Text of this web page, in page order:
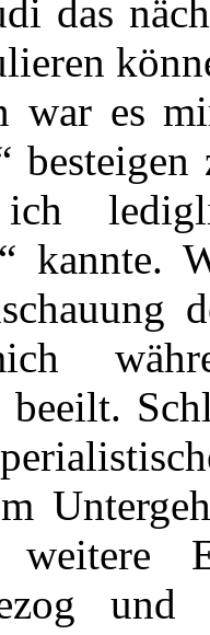
das
war es
kannte.
beeilt.
und